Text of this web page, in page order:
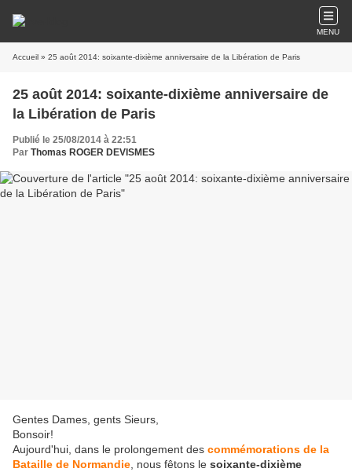
MENU
Accueil » 25 août 2014: soixante-dixième anniversaire de la Libération de Paris
25 août 2014: soixante-dixième anniversaire de
la Libération de Paris
Publié le 25/08/2014 à 22:51
Par Thomas ROGER DEVISMES
Gentes Dames, gents Sieurs,
Bonsoir!
Aujourd'hui, dans le prolongement des commémorations de la
Bataille de Normandie , nous fêtons le soixante-dixième